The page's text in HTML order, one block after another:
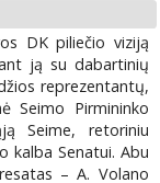
DK piliečio viziją
ją su dabartinių
reprezentantų,
Seimo Pirmininko
Seime, retoriniu
kalba Senatui. Abu
– A. Volano